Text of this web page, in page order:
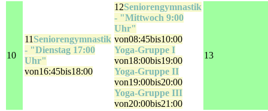
10
11 Seniorengymnastik
- "Dienstag 17:00
Uhr"
von16:45bis18:00
12Seniorengymnastik
- "Mittwoch 9:00
Uhr"
von08:45bis10:00
Yoga-Gruppe I
von18:00bis19:00
Yoga-Gruppe II
von19:00bis20:00
Yoga-Gruppe III
von20:00bis21:00
13